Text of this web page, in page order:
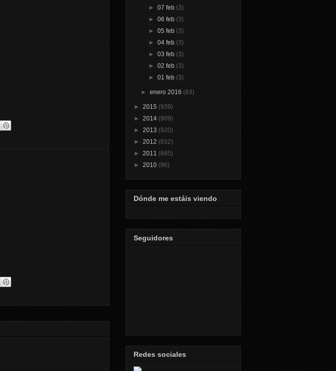
► 07 feb (3)
► 06 feb (3)
► 05 feb (3)
► 04 feb (3)
► 03 feb (3)
► 02 feb (3)
► 01 feb (3)
►enero 2016 (83)
► 2015 (939)
► 2014 (909)
► 2013 (920)
► 2012 (832)
► 2011 (665)
► 2010 (86)
Dónde me estáis viendo
Seguidores
Redes sociales